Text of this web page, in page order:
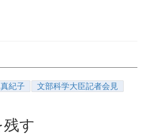
紀子 文部科学大臣記者会見
す